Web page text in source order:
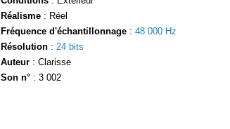
Réalisme : Réel
Fréquence d'échantillonnage : 48 000 Hz
Résolution : 24 bits
Auteur : Clarisse
Son n° : 3 002